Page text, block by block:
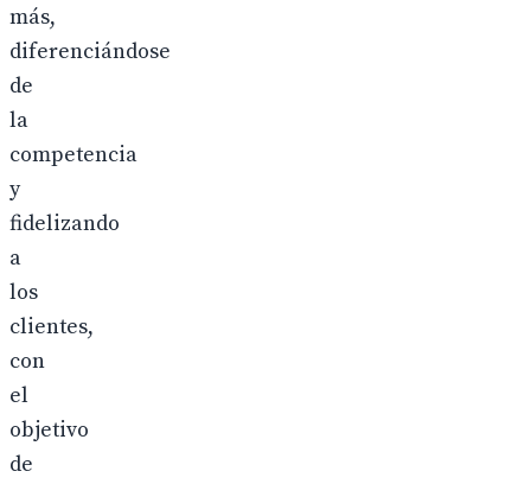
más,
diferenciándose
de
la
competencia
y
fidelizando
a
los
clientes,
con
el
objetivo
de